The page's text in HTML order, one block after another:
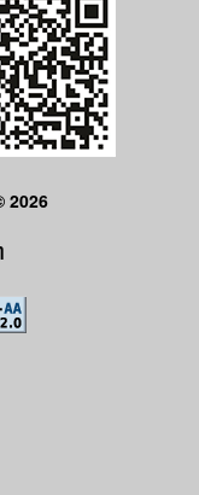
2026